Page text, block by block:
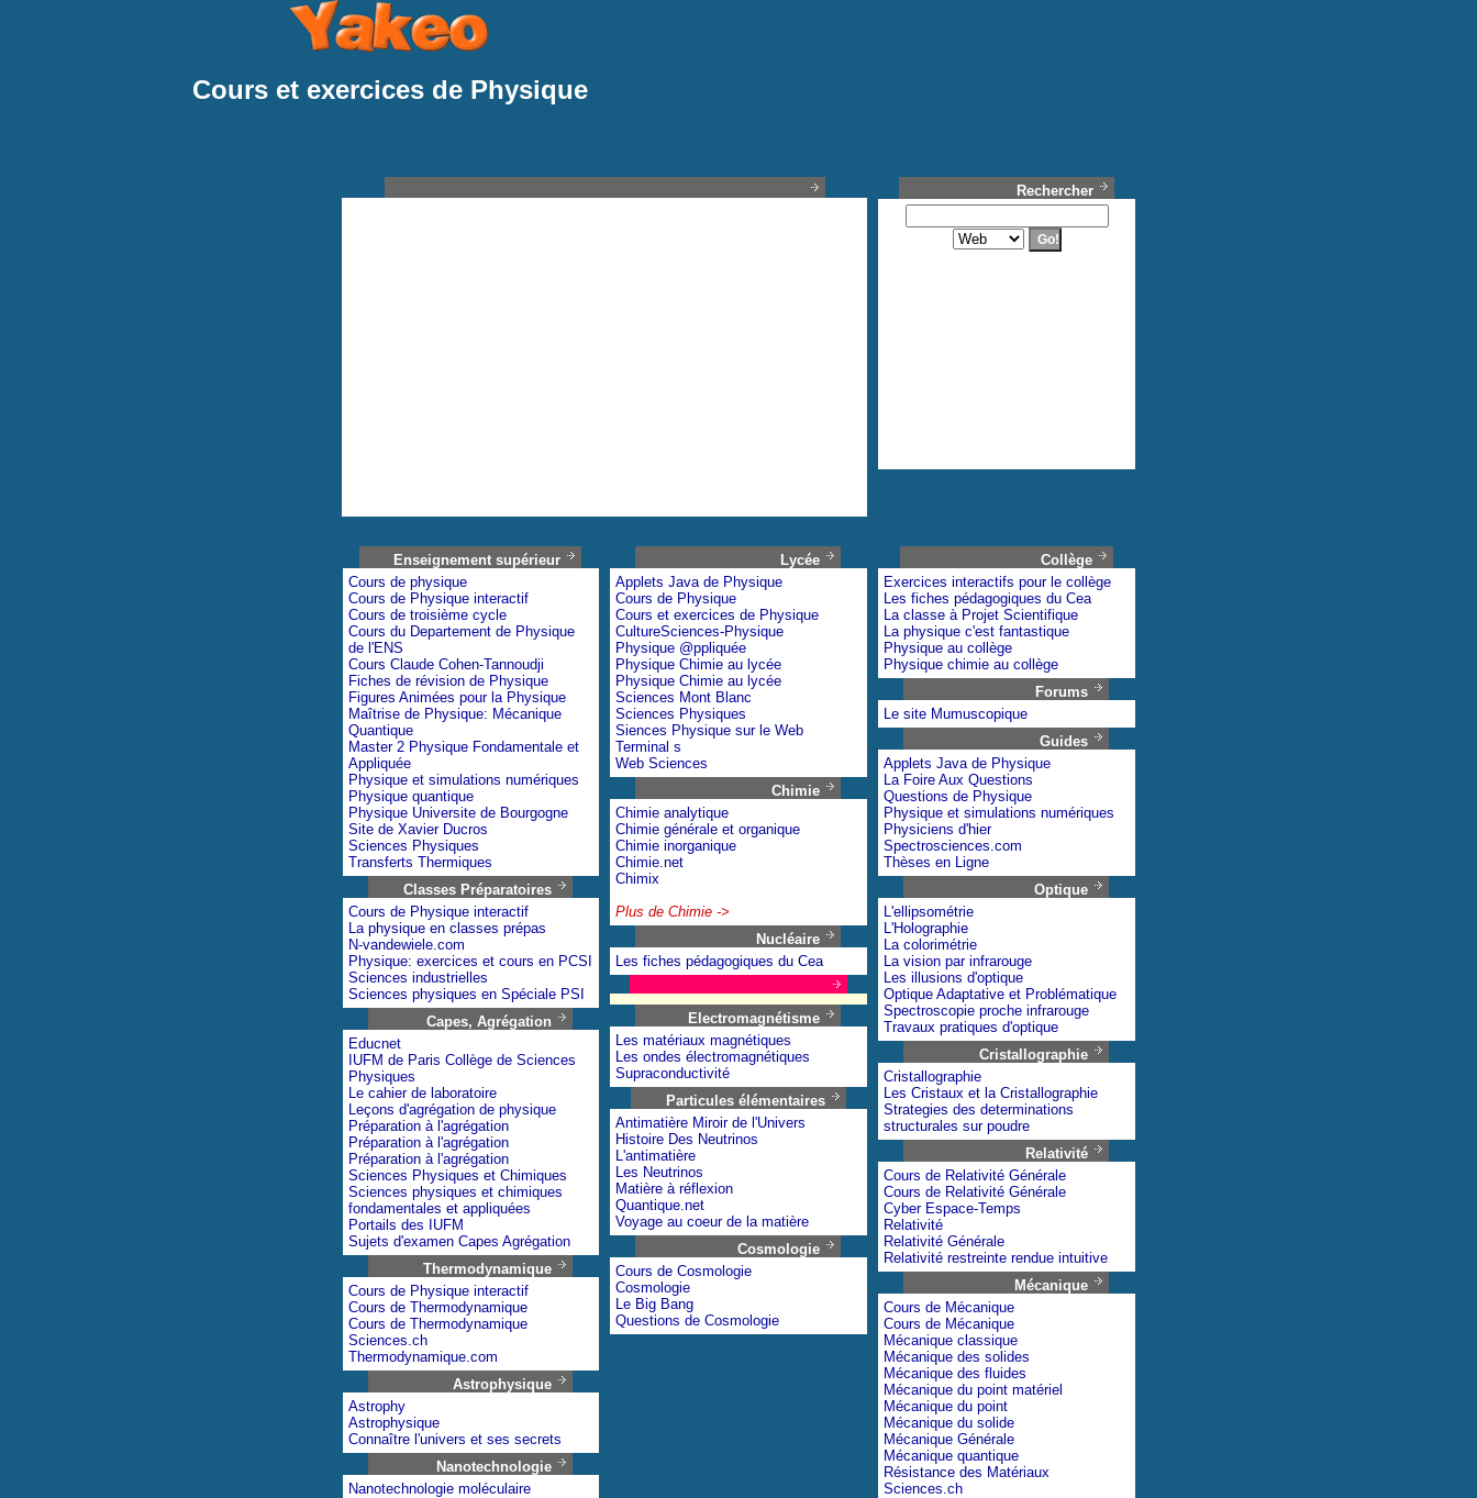
Cours et exercices de Physique
Rechercher
Enseignement supérieur
Cours de physique
Cours de Physique interactif
Cours de troisième cycle
Cours du Departement de Physique
de l'ENS
Cours Claude Cohen-Tannoudji
Fiches de révision de Physique
Figures Animées pour la Physique
Maîtrise de Physique: Mécanique
Quantique
Master 2 Physique Fondamentale et
Appliquée
Physique et simulations numériques
Physique quantique
Physique Universite de Bourgogne
Site de Xavier Ducros
Sciences Physiques
Transferts Thermiques
Classes Préparatoires
Cours de Physique interactif
La physique en classes prépas
N-vandewiele.com
Physique: exercices et cours en PCSI
Sciences industrielles
Sciences physiques en Spéciale PSI
Capes, Agrégation
Educnet
IUFM de Paris Collège de Sciences
Physiques
Le cahier de laboratoire
Leçons d'agrégation de physique
Préparation à l'agrégation
Préparation à l'agrégation
Préparation à l'agrégation
Sciences Physiques et Chimiques
Sciences physiques et chimiques
fondamentales et appliquées
Portails des IUFM
Sujets d'examen Capes Agrégation
Thermodynamique
Cours de Physique interactif
Cours de Thermodynamique
Cours de Thermodynamique
Sciences.ch
Thermodynamique.com
Astrophysique
Astrophy
Astrophysique
Connaître l'univers et ses secrets
Nanotechnologie
Nanotechnologie moléculaire
Lycée
Applets Java de Physique
Cours de Physique
Cours et exercices de Physique
CultureSciences-Physique
Physique @ppliquée
Physique Chimie au lycée
Physique Chimie au lycée
Sciences Mont Blanc
Sciences Physiques
Siences Physique sur le Web
Terminal s
Web Sciences
Chimie
Chimie analytique
Chimie générale et organique
Chimie inorganique
Chimie.net
Chimix
Plus de Chimie ->
Nucléaire
Les fiches pédagogiques du Cea
Electromagnétisme
Les matériaux magnétiques
Les ondes électromagnétiques
Supraconductivité
Particules élémentaires
Antimatière Miroir de l'Univers
Histoire Des Neutrinos
L'antimatière
Les Neutrinos
Matière à réflexion
Quantique.net
Voyage au coeur de la matière
Cosmologie
Cours de Cosmologie
Cosmologie
Le Big Bang
Questions de Cosmologie
Collège
Exercices interactifs pour le collège
Les fiches pédagogiques du Cea
La classe à Projet Scientifique
La physique c'est fantastique
Physique au collège
Physique chimie au collège
Forums
Le site Mumuscopique
Guides
Applets Java de Physique
La Foire Aux Questions
Questions de Physique
Physique et simulations numériques
Physiciens d'hier
Spectrosciences.com
Thèses en Ligne
Optique
L'ellipsométrie
L'Holographie
La colorimétrie
La vision par infrarouge
Les illusions d'optique
Optique Adaptative et Problématique
Spectroscopie proche infrarouge
Travaux pratiques d'optique
Cristallographie
Cristallographie
Les Cristaux et la Cristallographie
Strategies des determinations
structurales sur poudre
Relativité
Cours de Relativité Générale
Cours de Relativité Générale
Cyber Espace-Temps
Relativité
Relativité Générale
Relativité restreinte rendue intuitive
Mécanique
Cours de Mécanique
Cours de Mécanique
Mécanique classique
Mécanique des solides
Mécanique des fluides
Mécanique du point matériel
Mécanique du point
Mécanique du solide
Mécanique Générale
Mécanique quantique
Résistance des Matériaux
Sciences.ch